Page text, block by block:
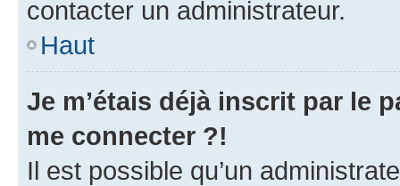
contacter un administrateur.
Haut
Je m’étais déjà inscrit par le
me connecter ?!
Il est possible qu’un